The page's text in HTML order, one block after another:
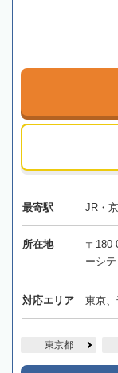
最寄駅 JR・
所在地
〒
ーシ
対応エリア 東京
東京都